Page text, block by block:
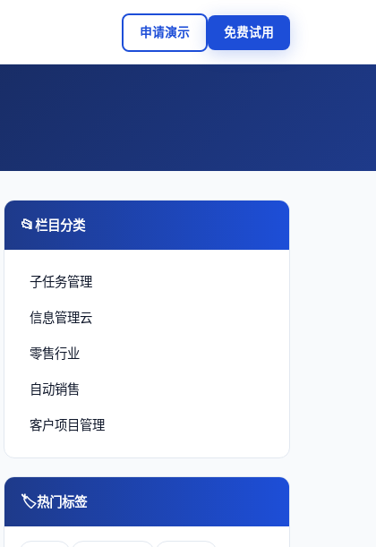
申请演示 免费试用
📂栏目分类
子任务管理
信息管理云
零售行业
自动销售
客户项目管理
🏷热门标签